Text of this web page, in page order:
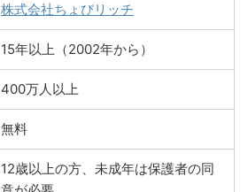
株式会社ちょびリッチ
15年以上（2002年から）
400万人以上
無料
12歳以上の方、未成年は保護者の同